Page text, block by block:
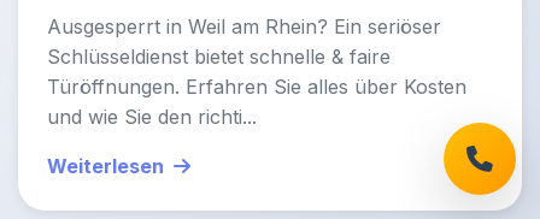
Ausgesperrt in Weil am Rhein? Ein seriöser
Schlüsseldienst bietet schnelle & faire
Türöffnungen. Erfahren Sie alles über Kosten
und wie Sie den richti...
Weiterlesen